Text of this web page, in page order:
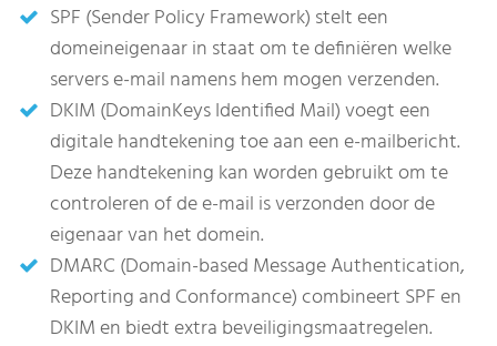
SPF (Sender Policy Framework) stelt een
domeineigenaar in staat om te definiëren welke
servers e-mail namens hem mogen verzenden.
DKIM (DomainKeys Identified Mail) voegt een
digitale handtekening toe aan een e-mailbericht.
Deze handtekening kan worden gebruikt om te
controleren of de e-mail is verzonden door de
eigenaar van het domein.
DMARC (Domain-based Message Authentication,
Reporting and Conformance) combineert SPF en
DKIM en biedt extra beveiligingsmaatregelen.